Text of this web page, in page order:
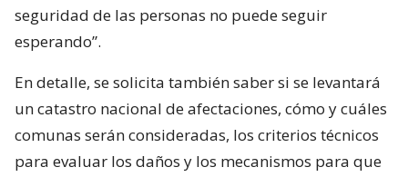
seguridad de las personas no puede seguir
esperando”.
En detalle, se solicita también saber si se levantará
un catastro nacional de afectaciones, cómo y cuáles
comunas serán consideradas, los criterios técnicos
para evaluar los daños y los mecanismos para que